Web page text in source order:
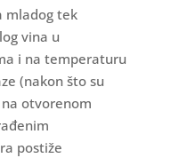
mladog tek
vina u
i na temperaturu
(nakon što su
otvorenom
postiže